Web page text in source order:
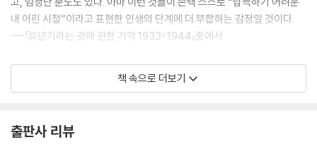
내 어린 시절”이라고 표현한 인생의 단계에 더 부합하는 감정일 것이다.
---「유년기라는 것에 관한 기억 1933-1944」중에서
『소호 위클리 뉴스』와의 인터뷰에서 손택은 “이것은 우리 몸, 우리 행동 방
식 안에 내재합니다. 두려움, 낮은 자존감, 불안, 그리고 성공을 위한 에너
에서 이런 비판적 사고를 더 밀어붙여서, 남성의 분노는 정상적이고 적극
책 속으로 더보기
출판사 리뷰